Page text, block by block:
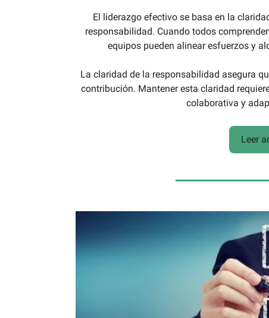
El liderazgo efectivo se basa en la
responsabilidad. Cuando todos
equipos pueden alinear esfuerzos y
La claridad de la responsabilidad asegura
contribución. Mantener esta claridad
colaborativa y
Leer